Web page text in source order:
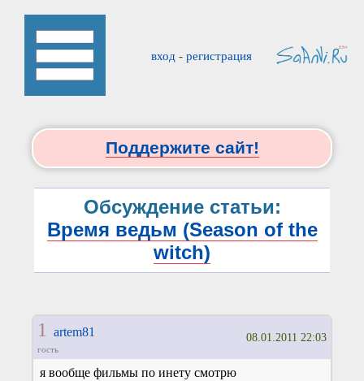
вход - регистрация
Поддержите сайт!
Обсуждение статьи:
Время ведьм (Season of the
witch)
1 artem81
гость
08.01.2011 22:03
я вообще фильмы по инету смотрю